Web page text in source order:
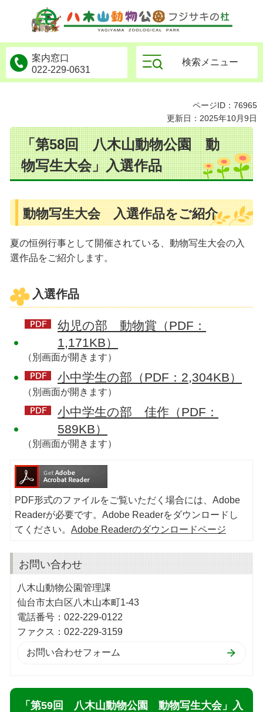
公園フジサキの杜
案内窓口
022-229-0631
検索メニュー
ページID：76965
更新日：2025年10月9日
「第58回 八木山動物公園 動
物写生大会」入選作品
動物写生大会 入選作品をご紹介
夏の恒例行事として開催されている、動物写生大会の入
選作品をご紹介します。
入選作品
幼児の部 動物賞（PDF：
1,171KB）
（別画面が開きます）
小中学生の部（PDF：2,304KB）
（別画面が開きます）
小中学生の部 佳作（PDF：
589KB）
（別画面が開きます）
PDF形式のファイルをご覧いただく場合には、Adobe
Readerが必要です。Adobe Readerをダウンロードし
てください。 Adobe Readerのダウンロードページ
お問い合わせ
八木山動物公園管理課
仙台市太白区八木山本町1-43
電話番号：022-229-0122
ファクス：022-229-3159
「第59回 八木山動物公園 動物写生大会」入